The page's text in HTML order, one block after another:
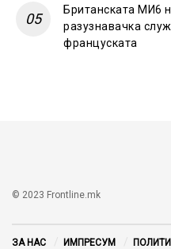
Британската МИ6
разузнавачка
француската
© 2023 Frontline.mk
ЗА НАС ИМПРЕСУМ